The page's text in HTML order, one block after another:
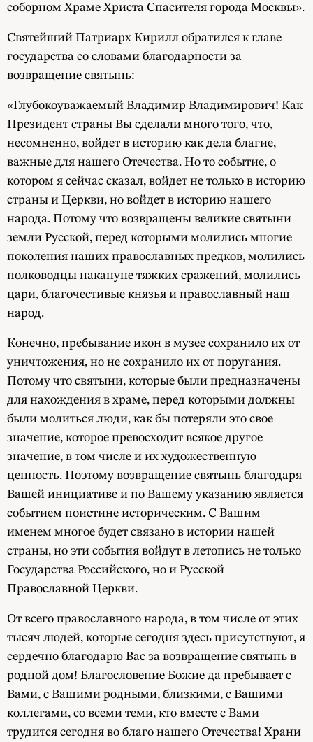
соборном Храме Христа Спасителя города Москвы».
Святейший Патриарх Кирилл обратился к главе
государства со словами благодарности за
возвращение святынь:
«Глубокоуважаемый Владимир Владимирович! Как
Президент страны Вы сделали много того, что,
несомненно, войдет в историю как дела благие,
важные для нашего Отечества. Но то событие, о
котором я сейчас сказал, войдет не только в историю
страны и Церкви, но войдет в историю нашего
народа. Потому что возвращены великие святыни
земли Русской, перед которыми молились многие
поколения наших православных предков, молились
полководцы накануне тяжких сражений, молились
цари, благочестивые князья и православный наш
народ.
Конечно, пребывание икон в музее сохранило их от
уничтожения, но не сохранило их от поругания.
Потому что святыни, которые были предназначены
для нахождения в храме, перед которыми должны
были молиться люди, как бы потеряли это свое
значение, которое превосходит всякое другое
значение, в том числе и их художественную
ценность. Поэтому возвращение святынь благодаря
Вашей инициативе и по Вашему указанию является
событием поистине историческим. С Вашим
именем многое будет связано в истории нашей
страны, но эти события войдут в летопись не только
Государства Российского, но и Русской
Православной Церкви.
От всего православного народа, в том числе от этих
тысяч людей, которые сегодня здесь присутствуют, я
сердечно благодарю Вас за возвращение святынь в
родной дом! Благословение Божие да пребывает с
Вами, с Вашими родными, близкими, с Вашими
коллегами, со всеми теми, кто вместе с Вами
трудится сегодня во благо нашего Отечества! Храни